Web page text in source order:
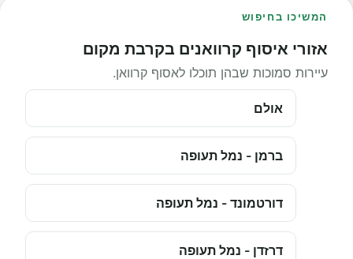
המשיכו בחיפוש
אזורי איסוף קרוואנים בקרבת מקום
עיירות סמוכות שבהן תוכלו לאסוף קרוואן.
אולם
ברמן - נמל תעופה
דורטמונד - נמל תעופה
דרזדן - נמל תעופה